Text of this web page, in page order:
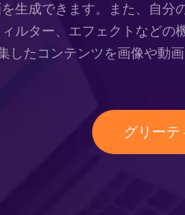
生成できます。また、自
ルター、エフェクトなど
したコンテンツを画像や動
グリーテ